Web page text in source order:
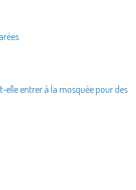
entrer à la mosquée pour des